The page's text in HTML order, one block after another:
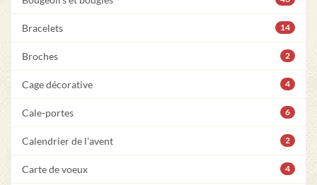
Bracelets 14
Broches 2
Cage décorative 4
Cale-portes 6
Calendrier de l'avent 2
Carte de voeux 4